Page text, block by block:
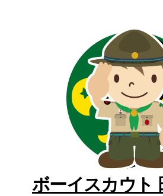
ボーイスカウト